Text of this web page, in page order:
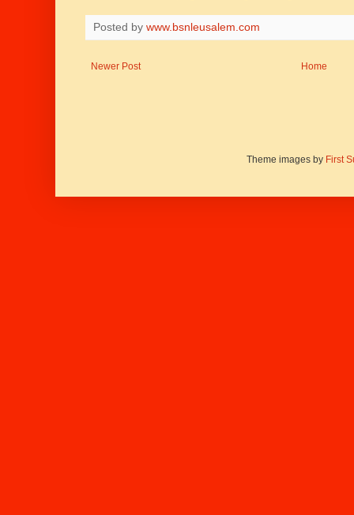
Posted by www.bsnleusalem.com
Newer Post Home
Theme images by First